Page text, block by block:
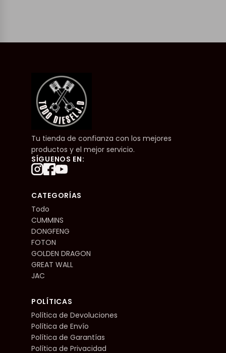
Tu tienda de confianza con los mejores
productos y el mejor servicio.
SÍGUENOS EN:
CATEGORÍAS
Todo
CUMMINS
DONGFENG
FOTON
GOLDEN DRAGON
GREAT WALL
JAC
POLÍTICAS
Política de Devoluciones
Política de Envío
Política de Garantías
Política de Privacidad